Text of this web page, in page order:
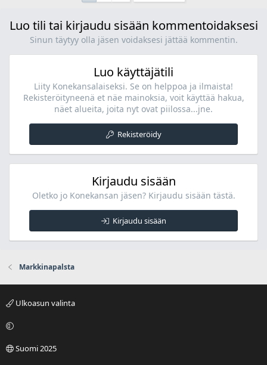
Luo tili tai kirjaudu sisään kommentoidaksesi
Sinun täytyy olla jäsen voidaksesi jättää kommentin.
Luo käyttäjätili
Liity Konekansalaiseksi. Se on helppoa ja ilmaista!
Rekisteröityneenä et näe mainoksia, voit käyttää hakua,
näet alueita, joita nyt ovat piilossa...jne.
Rekisteröidy
Kirjaudu sisään
Oletko jo Konekansan jäsen? Kirjaudu sisään tästä.
Kirjaudu sisään
Markkinapalsta
Ulkoasun valinta
Suomi 2025